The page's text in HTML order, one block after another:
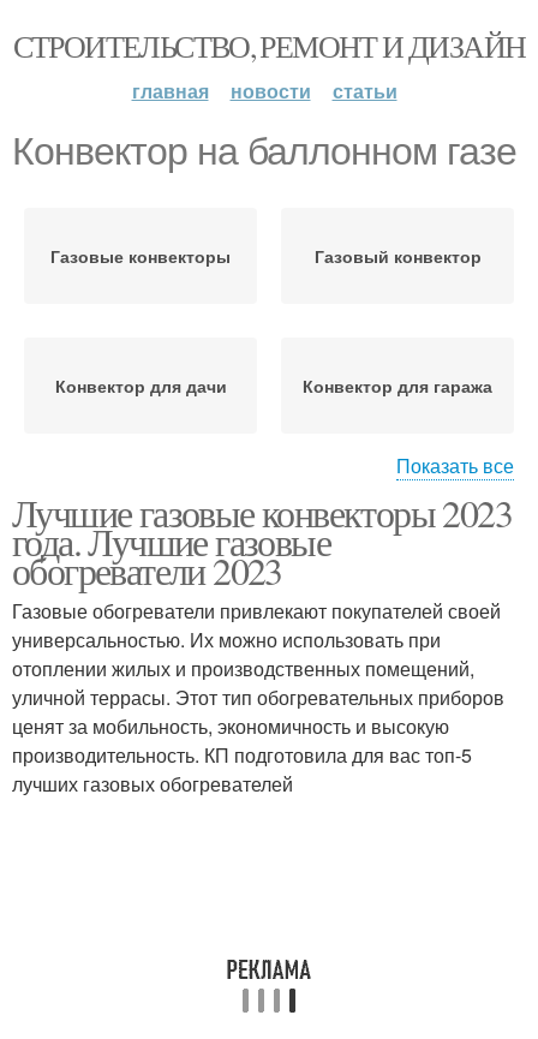
СТРОИТЕЛЬСТВО, РЕМОНТ И ДИЗАЙН
главная новости статьи
Конвектор на баллонном газе
Газовые конвекторы Газовый конвектор
Конвектор для дачи Конвектор для гаража
конвекторы
Показать все
Лучшие газовые конвекторы 2023
года. Лучшие газовые
обогреватели 2023
Газовые обогреватели привлекают покупателей своей
универсальностью. Их можно использовать при
отоплении жилых и производственных помещений,
уличной террасы. Этот тип обогревательных приборов
ценят за мобильность, экономичность и высокую
производительность. КП подготовила для вас топ-5
лучших газовых обогревателей